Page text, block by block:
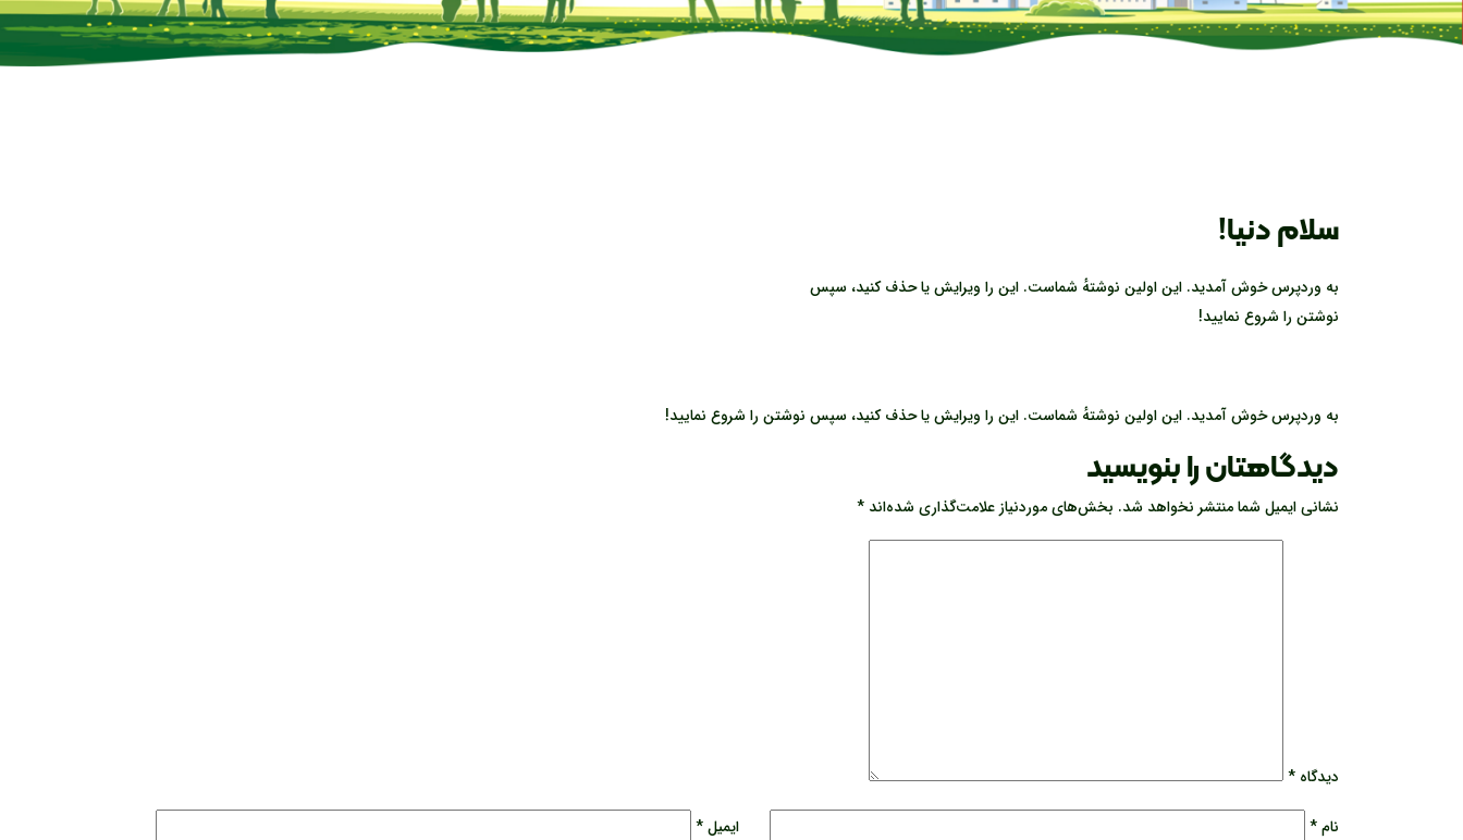
سلام دنیا!
به وردپرس خوش آمدید. این اولین نوشتهٔ شماست. این را ویرایش یا حذف کنید، سپس
نوشتن را شروع نمایید!
به وردپرس خوش آمدید. این اولین نوشتهٔ شماست. این را ویرایش یا حذف کنید، سپس نوشتن را شروع نمایید!
دیدگاهتان را بنویسید
نشانی ایمیل شما منتشر نخواهد شد. بخش‌های موردنیاز علامت‌گذاری شده‌اند *
دیدگاه *
نام* ایمیل*